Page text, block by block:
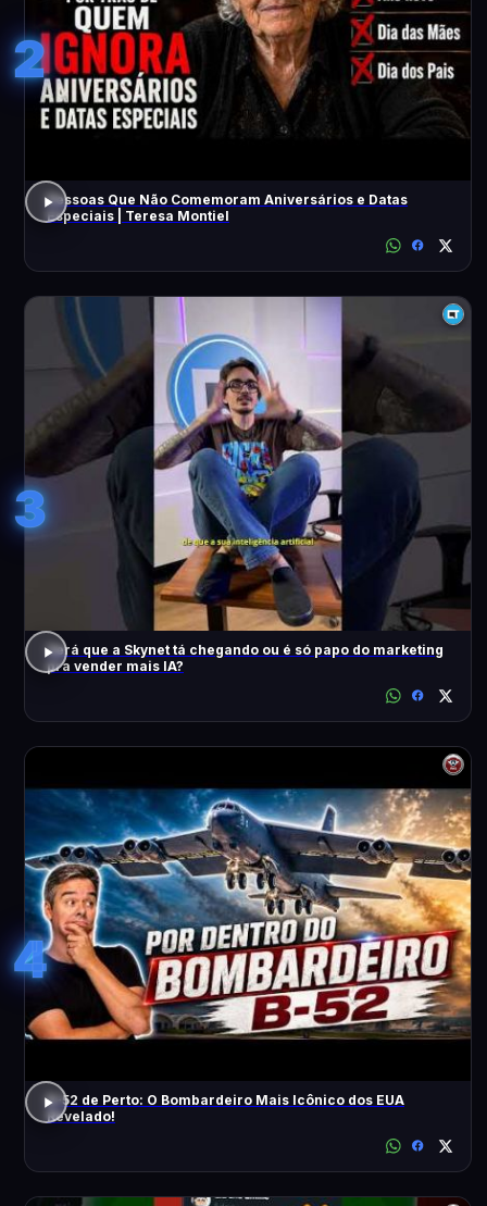
2
Pessoas Que Não Comemoram Aniversários e Datas
Especiais | Teresa Montiel
3
Será que a Skynet tá chegando ou é só papo do marketing
pra vender mais IA?
4
B-52 de Perto: O Bombardeiro Mais Icônico dos EUA
Revelado!